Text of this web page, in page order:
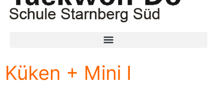
Küken + Mini I